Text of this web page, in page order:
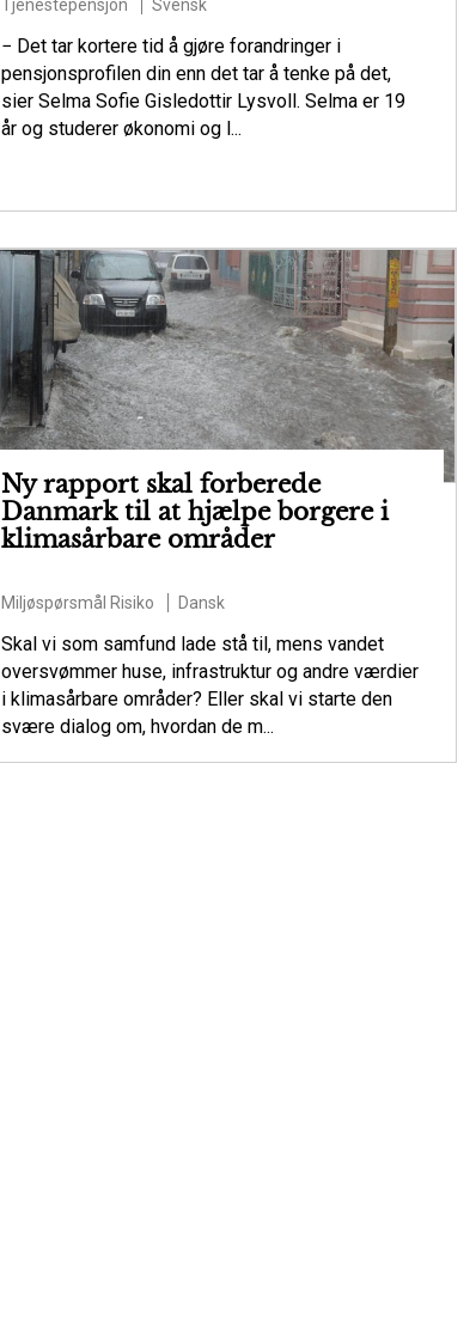
Tjenestepensjon Svensk
− Det tar kortere tid å gjøre forandringer i
pensjonsprofilen din enn det tar å tenke på det,
sier Selma Sofie Gisledottir Lysvoll. Selma er 19
år og studerer økonomi og l...
Ny rapport skal forberede
Danmark til at hjælpe borgere i
klimasårbare områder
Miljøspørsmål Risiko Dansk
Skal vi som samfund lade stå til, mens vandet
oversvømmer huse, infrastruktur og andre værdier
i klimasårbare områder? Eller skal vi starte den
svære dialog om, hvordan de m...